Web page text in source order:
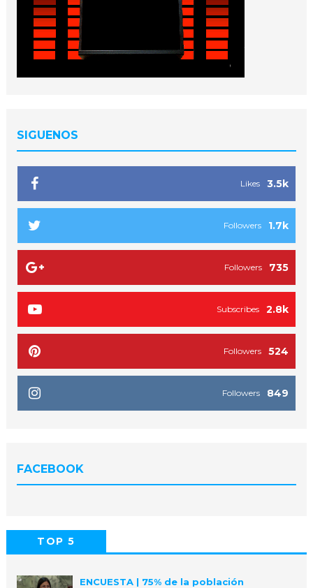
SIGUENOS
3.5k
Likes
1.7k
Followers
735
Followers
2.8k
Subscribes
524
Followers
849
Followers
FACEBOOK
TOP 5
ENCUESTA | 75% de la población